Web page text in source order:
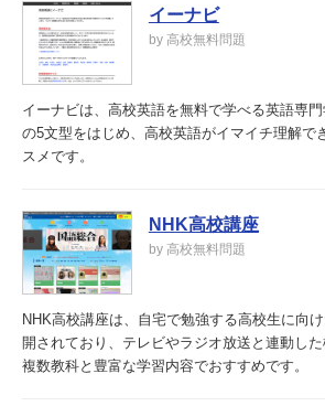
イーナビ
by 高校無料問題
イーナビは、高校英語を無料で学べる英語専
の5文型をはじめ、高校英語がイマイチ理解で
スメです。
NHK高校講座
by 高校無料問題
NHK高校講座は、自宅で勉強する高校生に向
開されており、テレビやラジオ放送と連動した
複数教科と豊富な学習内容でおすすめです。